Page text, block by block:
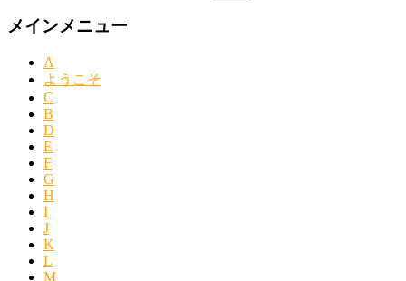
メインメニュー
A
ようこそ
C
B
D
E
F
G
H
I
J
K
L
M